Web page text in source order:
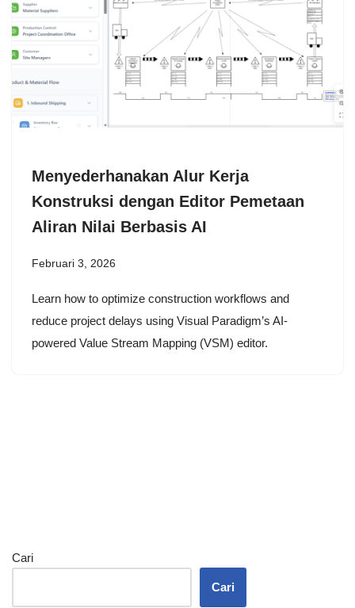
Menyederhanakan Alur Kerja
Konstruksi dengan Editor Pemetaan
Aliran Nilai Berbasis AI
Februari 3, 2026
Learn how to optimize construction workflows and
reduce project delays using Visual Paradigm’s AI-
powered Value Stream Mapping (VSM) editor.
Cari
Cari